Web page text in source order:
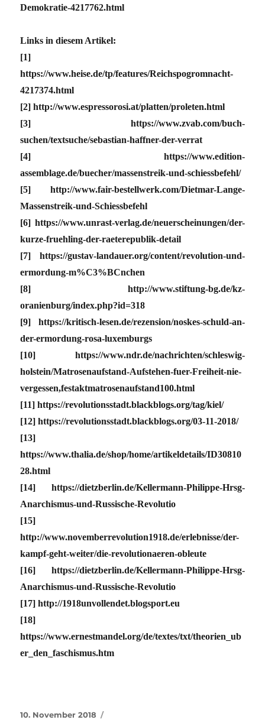
Demokratie-4217762.html
Links in diesem Artikel:
[1]
https://www.heise.de/tp/features/Reichspogromnacht-
4217374.html
[2] http://www.espressorosi.at/platten/proleten.html
[3] https://www.zvab.com/buch-
suchen/textsuche/sebastian-haffner-der-verrat
[4] https://www.edition-
assemblage.de/buecher/massenstreik-und-schiessbefehl/
[5] http://www.fair-bestellwerk.com/Dietmar-Lange-
Massenstreik-und-Schiessbefehl
[6] https://www.unrast-verlag.de/neuerscheinungen/der-
kurze-fruehling-der-raeterepublik-detail
[7] https://gustav-landauer.org/content/revolution-und-
ermordung-m%C3%BCnchen
[8] http://www.stiftung-bg.de/kz-
oranienburg/index.php?id=318
[9] https://kritisch-lesen.de/rezension/noskes-schuld-an-
der-ermordung-rosa-luxemburgs
[10] https://www.ndr.de/nachrichten/schleswig-
holstein/Matrosenaufstand-Aufstehen-fuer-Freiheit-nie-
vergessen,festaktmatrosenaufstand100.html
[11] https://revolutionsstadt.blackblogs.org/tag/kiel/
[12] https://revolutionsstadt.blackblogs.org/03-11-2018/
[13]
https://www.thalia.de/shop/home/artikeldetails/ID30810
28.html
[14] https://dietzberlin.de/Kellermann-Philippe-Hrsg-
Anarchismus-und-Russische-Revolutio
[15]
http://www.novemberrevolution1918.de/erlebnisse/der-
kampf-geht-weiter/die-revolutionaeren-obleute
[16] https://dietzberlin.de/Kellermann-Philippe-Hrsg-
Anarchismus-und-Russische-Revolutio
[17] http://1918unvollendet.blogsport.eu
[18]
https://www.ernestmandel.org/de/textes/txt/theorien_ub
er_den_faschismus.htm
Veröffentlicht
10. November 2018